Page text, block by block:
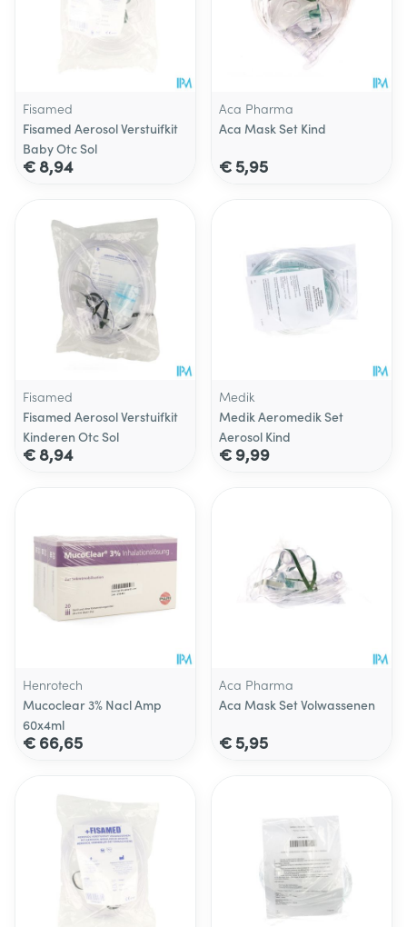
Fisamed
Fisamed Aerosol Verstuifkit
Baby Otc Sol
€ 8,94
Aca Pharma
Aca Mask Set Kind
€ 5,95
Fisamed
Fisamed Aerosol Verstuifkit
Kinderen Otc Sol
€ 8,94
Medik
Medik Aeromedik Set
Aerosol Kind
€ 9,99
Henrotech
Mucoclear 3% Nacl Amp
60x4ml
€ 66,65
Aca Pharma
Aca Mask Set Volwassenen
€ 5,95